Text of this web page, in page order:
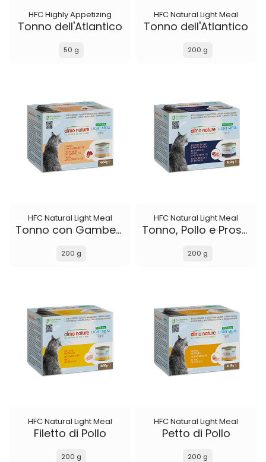
HFC Highly Appetizing
Tonno dell'Atlantico
50 g
HFC Natural Light Meal
Tonno dell'Atlantico
200 g
HFC Natural Light Meal
Tonno con Gamberetti
200 g
HFC Natural Light Meal
Tonno, Pollo e Prosciutto
200 g
HFC Natural Light Meal
Filetto di Pollo
200 g
HFC Natural Light Meal
Petto di Pollo
200 g